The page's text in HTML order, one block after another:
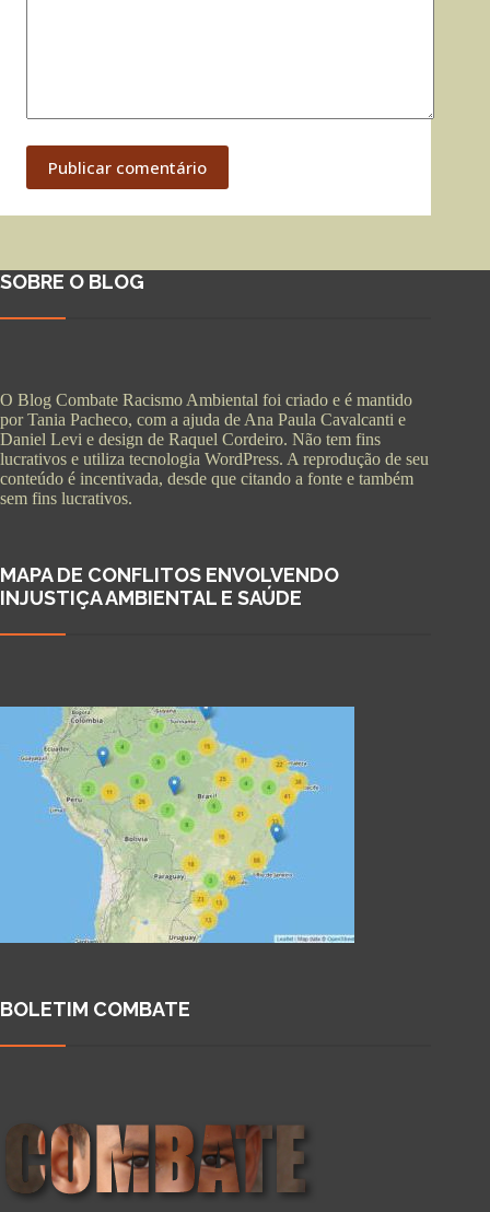
Publicar comentário
SOBRE O BLOG
O Blog Combate Racismo Ambiental foi criado e é mantido
por Tania Pacheco, com a ajuda de Ana Paula Cavalcanti e
Daniel Levi e design de Raquel Cordeiro. Não tem fins
lucrativos e utiliza tecnologia WordPress. A reprodução de seu
conteúdo é incentivada, desde que citando a fonte e também
sem fins lucrativos.
MAPA DE CONFLITOS ENVOLVENDO
INJUSTIÇA AMBIENTAL E SAÚDE
BOLETIM COMBATE